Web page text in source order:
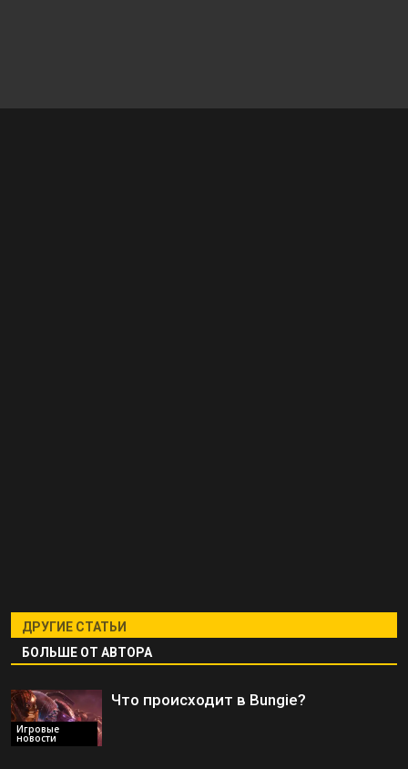
ДРУГИЕ СТАТЬИ
БОЛЬШЕ ОТ АВТОРА
Игровые
новости
Что происходит в Bungie?